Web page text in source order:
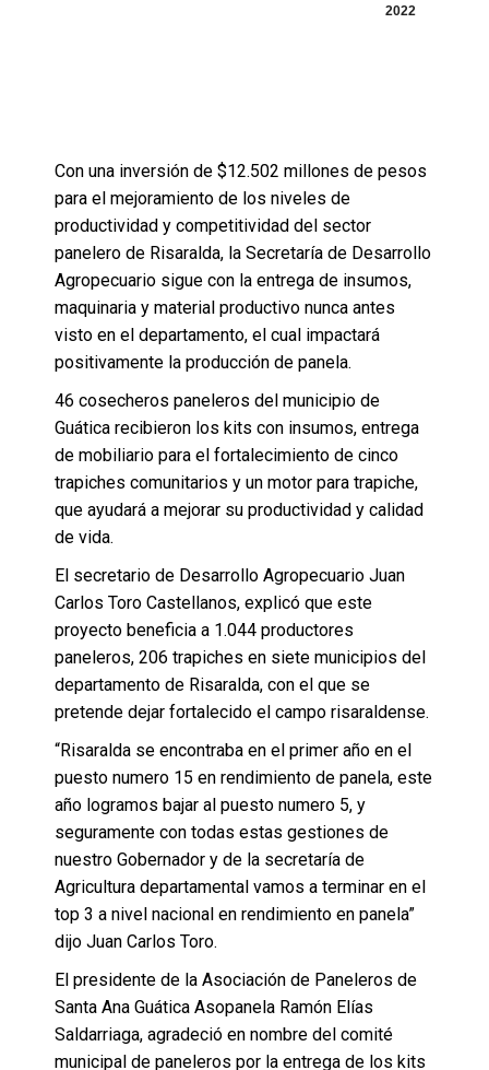
2022
Con una inversión de $12.502 millones de pesos
para el mejoramiento de los niveles de
productividad y competitividad del sector
panelero de Risaralda, la Secretaría de Desarrollo
Agropecuario sigue con la entrega de insumos,
maquinaria y material productivo nunca antes
visto en el departamento, el cual impactará
positivamente la producción de panela.
46 cosecheros paneleros del municipio de
Guática recibieron los kits con insumos, entrega
de mobiliario para el fortalecimiento de cinco
trapiches comunitarios y un motor para trapiche,
que ayudará a mejorar su productividad y calidad
de vida.
El secretario de Desarrollo Agropecuario Juan
Carlos Toro Castellanos, explicó que este
proyecto beneficia a 1.044 productores
paneleros, 206 trapiches en siete municipios del
departamento de Risaralda, con el que se
pretende dejar fortalecido el campo risaraldense.
“Risaralda se encontraba en el primer año en el
puesto numero 15 en rendimiento de panela, este
año logramos bajar al puesto numero 5, y
seguramente con todas estas gestiones de
nuestro Gobernador y de la secretaría de
Agricultura departamental vamos a terminar en el
top 3 a nivel nacional en rendimiento en panela”
dijo Juan Carlos Toro.
El presidente de la Asociación de Paneleros de
Santa Ana Guática Asopanela Ramón Elías
Saldarriaga, agradeció en nombre del comité
municipal de paneleros por la entrega de los kits